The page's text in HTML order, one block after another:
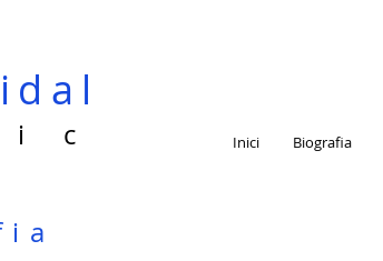
i c Inici Biografia